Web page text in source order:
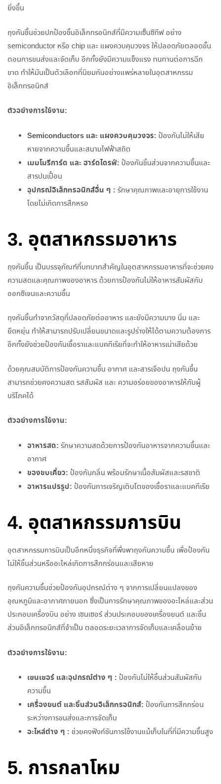
ยิ่งขึ้น
ถุงกันชื้นช่วยปกป้องชิ้นอิเล็กทรอนิกส์ที่มีความเซ็นซิทีฟ อย่าง
semiconductor หรือ chip และ แผงควบคุมวงจร ให้ปลอดภัยตลอดขั้น
ตอนการขนส่งและจัดเก็บ อีกทั้งยังมีความแข็งแรง ทนทานต่อการฉีก
ขาด ทำให้มันเป็นตัวเลือกที่นิยมกันอย่างแพร่หลายในอุตสาหกรรม
อิเล็กทรอนิกส์
ตัวอย่างการใช้งาน:
Semiconductors และ แผงควบคุมวงจร: ป้องกันไม่ให้เสีย
หายจากความชื้นและสนามไฟฟ้าสถิต
เมมโมรีการ์ด และ ฮาร์ดไดรฟ์: ป้องกันชิ้นส่วนจากความชื้นและ
สารปนเปื้อน
อุปกรณ์อิเล็กทรอนิกส์อื่น ๆ : รักษาคุณภาพและอายุการใช้งาน
โดยไม่เกิดการสึกหรอ
3. อุตสาหกรรมอาหาร
ถุงกันชื้น เป็นบรรจุภัณฑ์ที่บทบาทสำคัญในอุตสาหกรรมอาหารที่จะช่วยคง
ความสดและคุณภาพของอาหาร ด้วยการป้องกันไม่ให้อาหารสัมผัสกับ
ออกซิเจนและความชื้น
ถุงกันชื้นทำจากวัสดุที่ปลอดภัยต่ออาหาร และยังมีความบาง นิ่ม และ
ยืดหยุ่น ทำให้สามารถปรับเปลี่ยนขนาดและรูปร่างให้ได้ตามความต้องการ
อีกทั้งยังช่วยป้องกันเชื้อราและแบคทีเรียที่จะทำให้อาหารเน่าเสียด้วย
ด้วยคุณสมบัติการป้องกันความชื้น อากาศ และสารเจือปน ถุงกันชื้น
สามารถช่วยคงความสด รสสัมผัส และ ความอร่อยของอาหารให้กับผู้
บริโภคได้
ตัวอย่างการใช้งาน:
อาหารสด: รักษาความสดด้วยการป้องกันอาหารจากความชื้นและ
อากาศ
ของขบเคี้ยว: ป้องกันกลิ่น พร้อมรักษาเนื้อสัมผัสและรสชาติ
อาหารแปรรูป: ป้องกันการเจริญเติบโตของเชื้อราและแบคทีเรีย
4. อุตสาหกรรมการบิน
อุตสาหกรรมการบินเป็นอีกหนึ่งธุรกิจที่พึ่งพาถุงกันความชื้น เพื่อป้องกัน
ไม่ให้ชิ้นส่วนหรืออะไหล่เกิดการสึกกร่อนและเสียหาย
ถุงกันความชื้นช่วยป้องกันอุปกรณ์ต่าง ๆ จากการเปลี่ยนแปลงของ
อุณหภูมิและอากาศภายนอก ซึ่งเป็นการรักษาคุณภาพของอะไหล่และส่วน
ประกอบเครื่องบิน อย่าง เซนเซอร์ ส่วนประกอบของเครื่องยนต์ และชิ้น
ส่วนอิเล็กทรอนิกส์ที่จำเป็น ตลอดระยะเวลาการจัดเก็บและเคลื่อนย้าย
ตัวอย่างการใช้งาน:
เซนเซอร์ และอุปกรณ์ต่าง ๆ : ป้องกันไม่ให้ชิ้นส่วนสัมผัสกับ
ความชื้น
เครื่องยนต์ และชิ้นส่วนอิเล็กทรอนิกส์: ป้องกันการสึกกร่อน
ระหว่างการขนส่งและการจัดเก็บ
อะไหล่ต่าง ๆ : ช่วยคงฟังก์ชันการใช้งานแม้เก็บในที่ที่มีความชื้นสูง
5. การกลาโหม